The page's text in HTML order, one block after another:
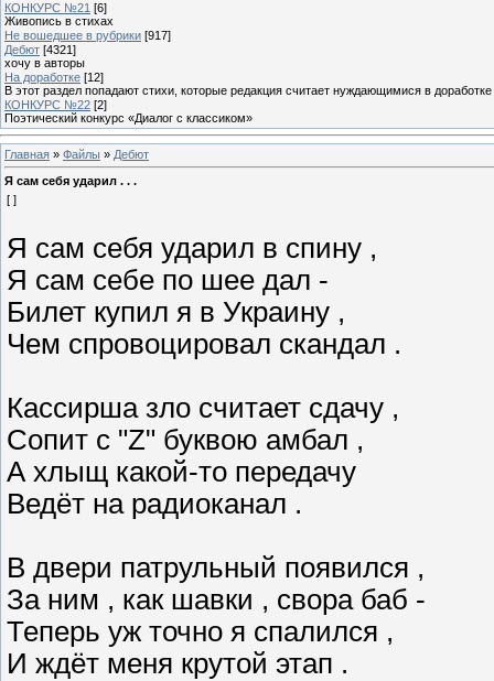
КОНКУРС №21 [6]
Живопись в стихах
Не вошедшее в рубрики [917]
Дебют [4321]
хочу в авторы
На доработке [12]
В этот раздел попадают стихи, которые редакция считает нуждающимися в доработке
КОНКУРС №22 [2]
Поэтический конкурс «Диалог с классиком»
Главная » Файлы » Дебют
Я сам себя ударил . . .
[ ]
Я сам себя ударил в спину ,
Я сам себе по шее дал -
Билет купил я в Украину ,
Чем спровоцировал скандал .
Кассирша зло считает сдачу ,
Сопит с "Z" буквою амбал ,
А хлыщ какой-то передачу
Ведёт на радиоканал .
В двери патрульный появился ,
За ним , как шавки , свора баб -
Теперь уж точно я спалился ,
И ждёт меня крутой этап .